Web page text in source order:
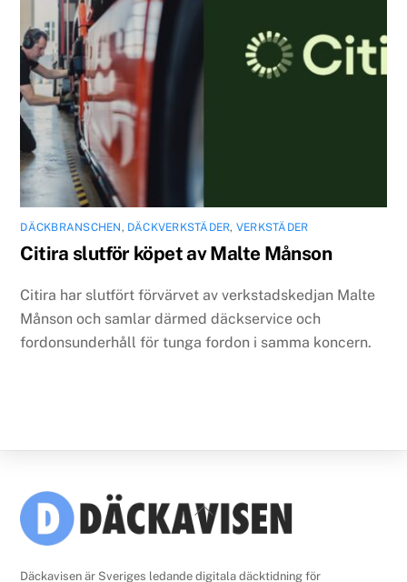
DÄCKBRANSCHEN, DÄCKVERKSTÄDER, VERKSTÄDER
Citira slutför köpet av Malte Månson
Citira har slutfört förvärvet av verkstadskedjan Malte
Månson och samlar därmed däckservice och
fordonsunderhåll för tunga fordon i samma koncern.
Back
To
Däckavisen är Sveriges ledande digitala däcktidning för